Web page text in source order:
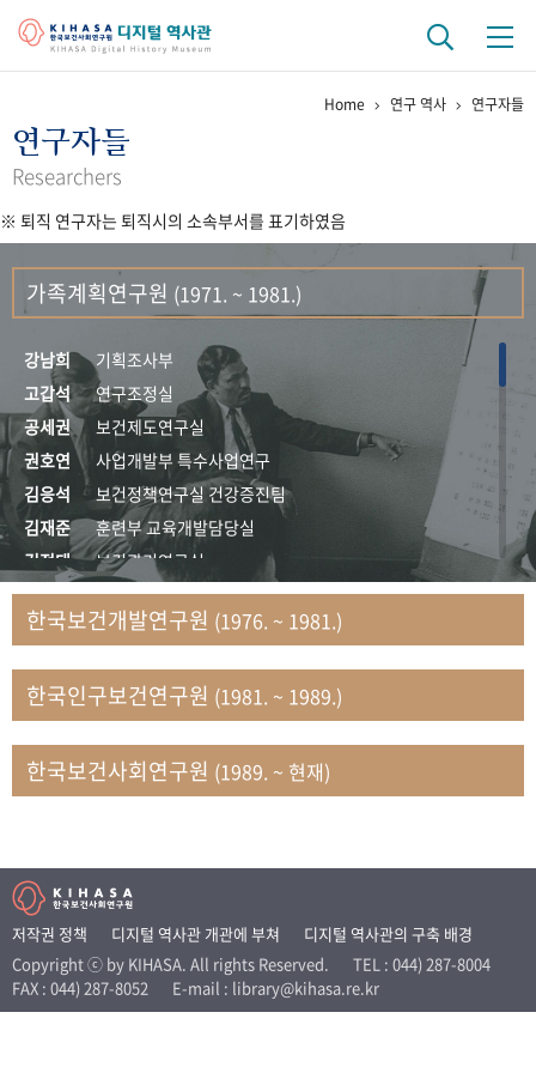
걸어온 길 기관 변천사
연구 역사
정책과 연구 키워드로 보는 연구 역사
연구자들
간행물 변천사
기록물 아카이브
사진 아카이브 문서 기록물 행정박물 영상 기록물
50+1주년 기념
성과 50선 숫자로 보는 50년
세계와 함께 한 KIHASA
VR 역사관
Home 연구 역사 연구자들
연구자들
Researchers
※ 퇴직 연구자는 퇴직시의 소속부서를 표기하였음
가족계획연구원 (1971. ~ 1981.)
강남희
기획조사부
고갑석
연구조정실
공세권
보건제도연구실
권호연
사업개발부 특수사업연구
김응석
보건정책연구실 건강증진팀
김재준
훈련부 교육개발담당실
김정태
보건관리연구실
김지자
연구부 사회개발담당실
김태룡
조사평가부 연구과
문현상
가족복지연구실 인구가족연구팀
박인화
보건정책연구실
박재빈
연구부 인구역학담당실
변종화
보건정책연구실 건강증진팀
송건용
보건정책연구실
송태민
정보통계연구실 빅데이터연구센터
신희설
사업개발부 국제협력연구실
이규식
의료보험연구실
이문기
훈련부
한국보건개발연구원 (1976. ~ 1981.)
한국인구보건연구원 (1981. ~ 1989.)
한국보건사회연구원 (1989. ~ 현재)
저작권 정책 디지털 역사관 개관에 부쳐
디지털 역사관의 구축 배경
Copyright ⓒ by KIHASA. All rights Reserved.
TEL : 044) 287-8004
FAX : 044) 287-8052
E-mail : library@kihasa.re.kr